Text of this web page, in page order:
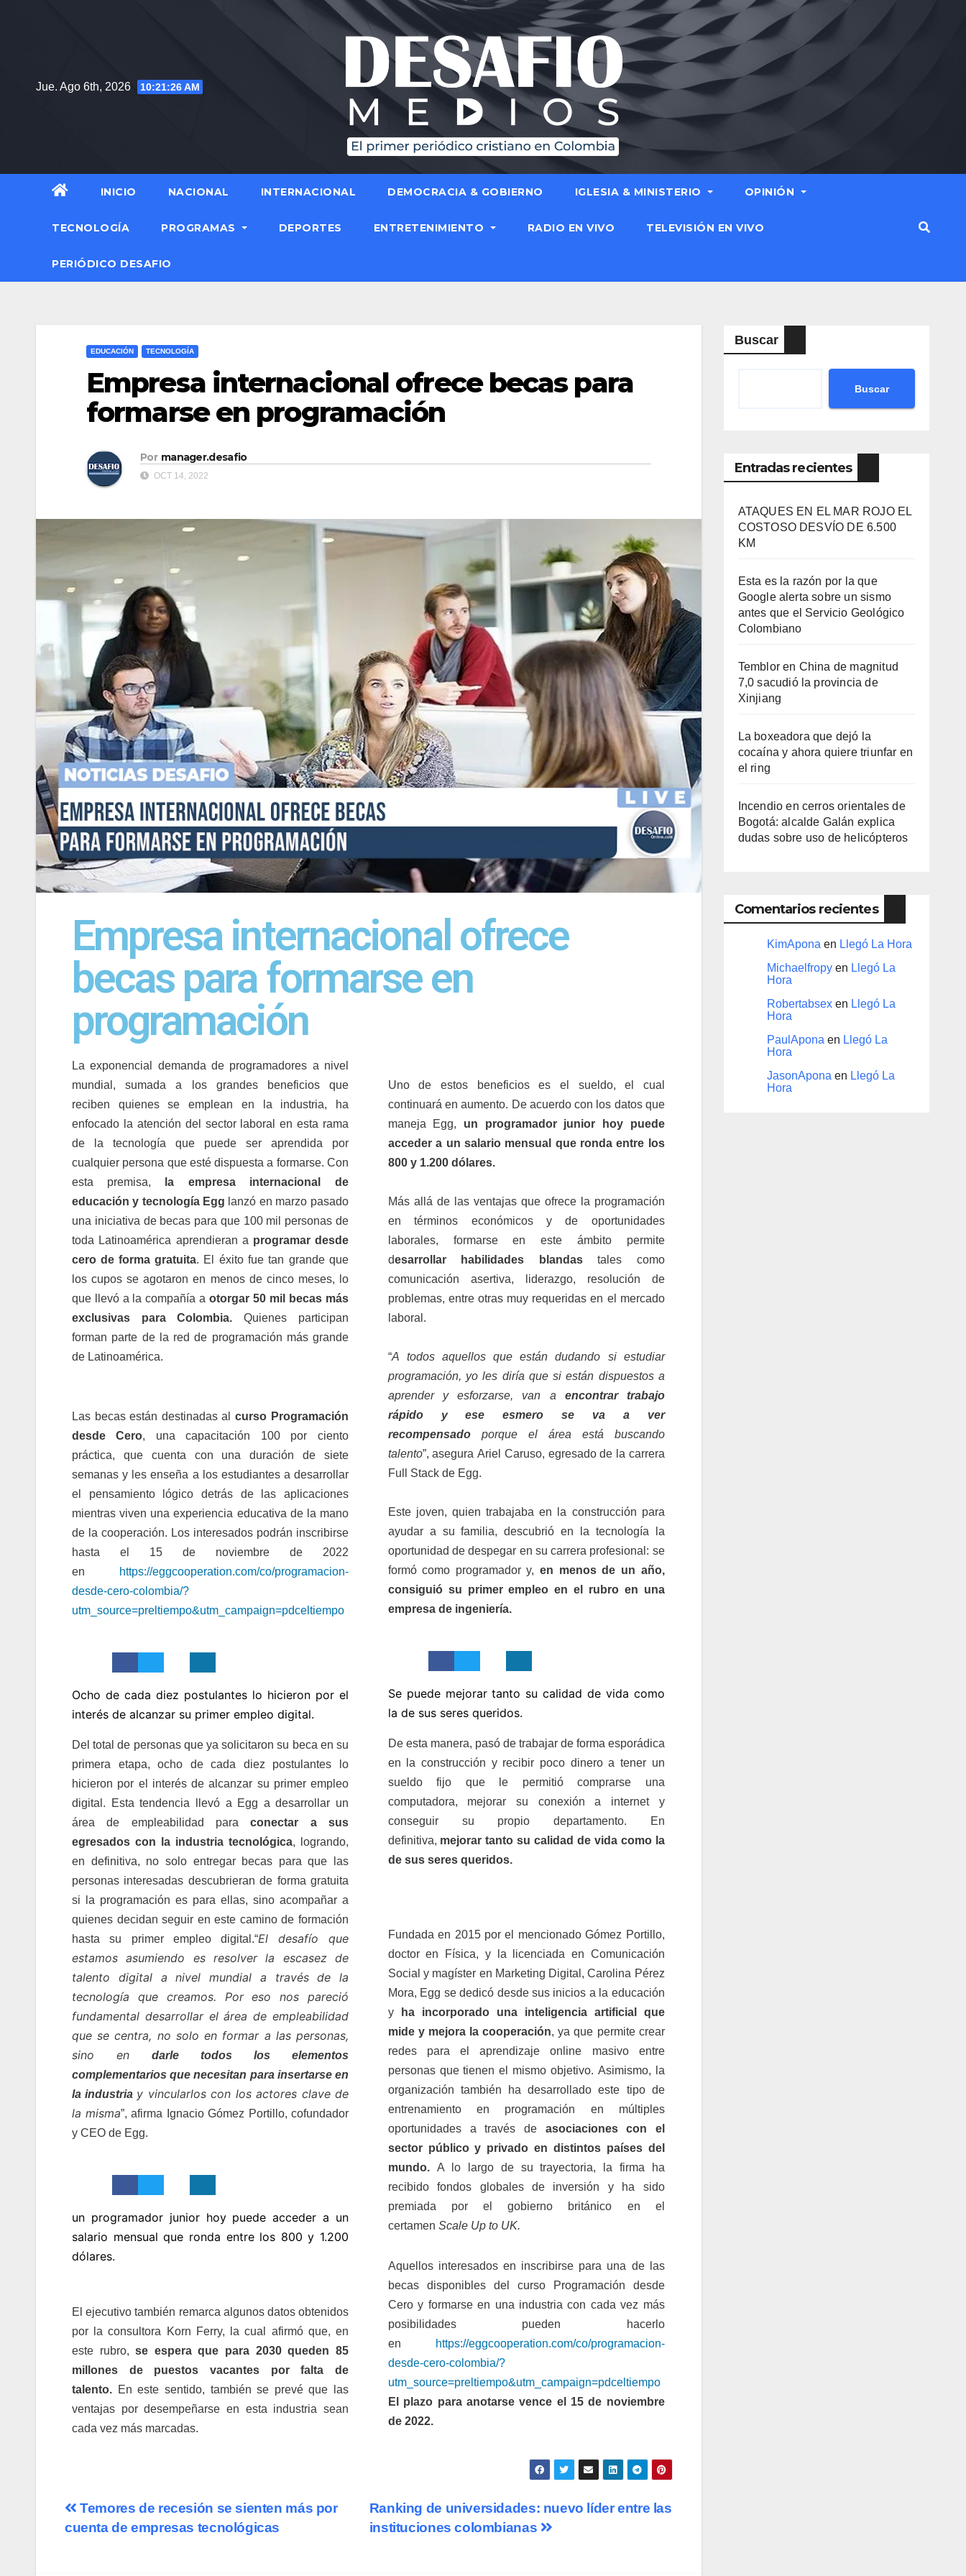
Jue. Ago 6th, 2026 10:21:27 AM
INICIO NACIONAL INTERNACIONAL DEMOCRACIA & GOBIERNO IGLESIA & MINISTERIO OPINIÓN
TECNOLOGÍA PROGRAMAS DEPORTES ENTRETENIMIENTO RADIO EN VIVO TELEVISIÓN EN VIVO
PERIÓDICO DESAFIO
EDUCACIÓN TECNOLOGÍA
Empresa internacional ofrece becas para
formarse en programación
Por manager.desafio
OCT 14, 2022
Empresa internacional ofrece
becas para formarse en
programación
La exponencial demanda de programadores a nivel
mundial, sumada a los grandes beneficios que
reciben quienes se emplean en la industria, ha
enfocado la atención del sector laboral en esta rama
de la tecnología que puede ser aprendida por
cualquier persona que esté dispuesta a formarse. Con
esta premisa,
la empresa internacional de
educación y tecnología Egg lanzó en marzo pasado
una iniciativa de becas para que 100 mil personas de
toda Latinoamérica aprendieran a programar desde
cero de forma gratuita. El éxito fue tan grande que
los cupos se agotaron en menos de cinco meses, lo
que llevó a la compañía a otorgar 50 mil becas más
exclusivas para Colombia.
Quienes participan
forman parte de la red de programación más grande
de Latinoamérica.
Las becas están destinadas al curso Programación
desde Cero, una capacitación 100 por ciento
práctica, que cuenta con una duración de siete
semanas y les enseña a los estudiantes a desarrollar
el pensamiento lógico detrás de las aplicaciones
mientras viven una experiencia educativa de la mano
de la cooperación. Los interesados podrán inscribirse
hasta el 15 de noviembre de 2022
en
https://eggcooperation.com/co/programacion-
desde-cero-colombia/?
utm_source=preltiempo&utm_campaign=pdceltiempo
Ocho de cada diez postulantes lo hicieron por el
interés de alcanzar su primer empleo digital.
Del total de personas que ya solicitaron su beca en su
primera etapa, ocho de cada diez postulantes lo
hicieron por el interés de alcanzar su primer empleo
digital. Esta tendencia llevó a Egg a desarrollar un
área de empleabilidad para conectar a sus
egresados con la industria tecnológica, logrando,
en definitiva, no solo entregar becas para que las
personas interesadas descubrieran de forma gratuita
si la programación es para ellas, sino acompañar a
quienes decidan seguir en este camino de formación
hasta su primer empleo digital.“El desafío que
estamos asumiendo es resolver la escasez de
talento digital a nivel mundial a través de la
tecnología que creamos. Por eso nos pareció
fundamental desarrollar el área de empleabilidad
que se centra, no solo en formar a las personas,
sino en darle todos los elementos
complementarios que necesitan para insertarse en
la industria y vincularlos con los actores clave de
la misma”, afirma Ignacio Gómez Portillo, cofundador
y CEO de Egg.
un programador junior hoy puede acceder a un
salario mensual que ronda entre los 800 y 1.200
dólares.
El ejecutivo también remarca algunos datos obtenidos
por la consultora Korn Ferry, la cual afirmó que, en
este rubro, se espera que para 2030 queden 85
millones de puestos vacantes por falta de
talento. En este sentido, también se prevé que las
ventajas por desempeñarse en esta industria sean
cada vez más marcadas.
Uno de estos beneficios es el sueldo, el cual
continuará en aumento. De acuerdo con los datos que
maneja Egg, un programador junior hoy puede
acceder a un salario mensual que ronda entre los
800 y 1.200 dólares.
Más allá de las ventajas que ofrece la programación
en términos económicos y de oportunidades
laborales, formarse en este ámbito permite
desarrollar habilidades blandastales como
comunicación asertiva, liderazgo, resolución de
problemas, entre otras muy requeridas en el mercado
laboral.
“A todos aquellos que están dudando si estudiar
programación, yo les diría que si están dispuestos a
aprender y esforzarse, van a encontrar trabajo
rápido y ese esmero se va a ver
recompensadoporque el área está buscando
talento”, asegura Ariel Caruso, egresado de la carrera
Full Stack de Egg.
Este joven, quien trabajaba en la construcción para
ayudar a su familia, descubrió en la tecnología la
oportunidad de despegar en su carrera profesional: se
formó como programador y, en menos de un año,
consiguió su primer empleo en el rubro en una
empresa de ingeniería.
Se puede mejorar tanto su calidad de vida como
la de sus seres queridos.
De esta manera, pasó de trabajar de forma esporádica
en la construcción y recibir poco dinero a tener un
sueldo fijo que le permitió comprarse una
computadora, mejorar su conexión a internet y
conseguir su propio departamento. En
definitiva, mejorar tanto su calidad de vida como la
de sus seres queridos.
Fundada en 2015 por el mencionado Gómez Portillo,
doctor en Física, y la licenciada en Comunicación
Social y magíster en Marketing Digital, Carolina Pérez
Mora, Egg se dedicó desde sus inicios a la educación
y
ha incorporado una inteligencia artificial que
mide y mejora la cooperación, ya que permite crear
redes para el aprendizaje online masivo entre
personas que tienen el mismo objetivo. Asimismo, la
organización también ha desarrollado este tipo de
entrenamiento en programación en múltiples
oportunidades a través de asociaciones con el
sector público y privado en distintos países del
mundo.A lo largo de su trayectoria, la firma ha
recibido fondos globales de inversión y ha sido
premiada por el gobierno británico en el
certamen Scale Up to UK.
Aquellos interesados en inscribirse para una de las
becas disponibles del curso Programación desde
Cero y formarse en una industria con cada vez más
posibilidades pueden hacerlo
en
https://eggcooperation.com/co/programacion-
desde-cero-colombia/?
utm_source=preltiempo&utm_campaign=pdceltiempo
El plazo para anotarse vence el 15 de noviembre
de 2022.
Ranking de universidades: nuevo líder entre las
instituciones colombianas
Temores de recesión se sienten más por
cuenta de empresas tecnológicas
Buscar
Buscar
Entradas recientes
ATAQUES EN EL MAR ROJO EL
COSTOSO DESVÍO DE 6.500
KM
Esta es la razón por la que
Google alerta sobre un sismo
antes que el Servicio Geológico
Colombiano
Temblor en China de magnitud
7,0 sacudió la provincia de
Xinjiang
La boxeadora que dejó la
cocaína y ahora quiere triunfar en
el ring​
Incendio en cerros orientales de
Bogotá: alcalde Galán explica
dudas sobre uso de helicópteros
Comentarios recientes
KimAponaen Llegó La Hora
Michaelfropyen Llegó La
Hora
Robertabsexen Llegó La
Hora
PaulAponaen Llegó La
Hora
JasonAponaen Llegó La
Hora